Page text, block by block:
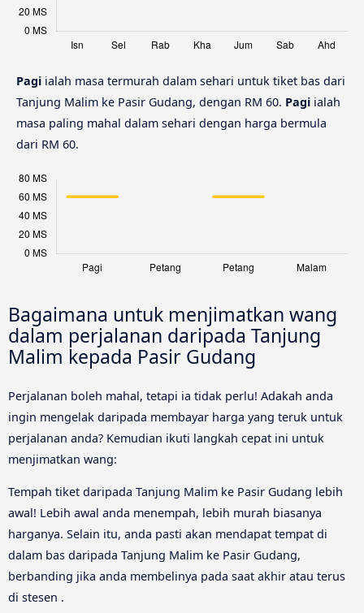
Pagi ialah masa termurah dalam sehari untuk tiket bas dari
Tanjung Malim ke Pasir Gudang, dengan RM 60. Pagi ialah
masa paling mahal dalam sehari dengan harga bermula
dari RM 60.
Bagaimana untuk menjimatkan wang
dalam perjalanan daripada Tanjung
Malim kepada Pasir Gudang
Perjalanan boleh mahal, tetapi ia tidak perlu! Adakah anda
ingin mengelak daripada membayar harga yang teruk untuk
perjalanan anda? Kemudian ikuti langkah cepat ini untuk
menjimatkan wang:
Tempah tiket daripada Tanjung Malim ke Pasir Gudang lebih
awal! Lebih awal anda menempah, lebih murah biasanya
harganya. Selain itu, anda pasti akan mendapat tempat di
dalam bas daripada Tanjung Malim ke Pasir Gudang,
berbanding jika anda membelinya pada saat akhir atau terus
di stesen .